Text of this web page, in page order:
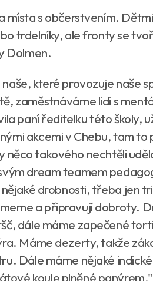
místa s občerstvením.
trdelníky, ale fronty se
Dolmen.
které provozuje naše
zaměstnáváme lidi s
paní ředitelku této školy,
akcemi v Chebu, tam
něco takového nechtěli
dream teamem
drobnosti, třeba jen
a připravují dobroty.
dále máme zapečené
Máme dezerty, takže
Dále máme nějaké
koule plněné